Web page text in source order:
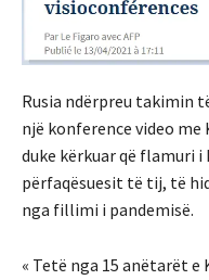
Rusia ndërpreu takimin
një konference video
duke kërkuar që flamuri i
përfaqësuesit të tij, të
nga fillimi i pandemisë.
« Tetë nga 15 anëtarët